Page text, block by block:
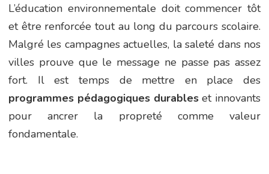
L’éducation environnementale doit commencer tôt
et être renforcée tout au long du parcours scolaire.
Malgré les campagnes actuelles, la saleté dans nos
villes prouve que le message ne passe pas assez
fort. Il est temps de mettre en place des
programmes pédagogiques durableset innovants
pour ancrer la propreté comme valeur
fondamentale.